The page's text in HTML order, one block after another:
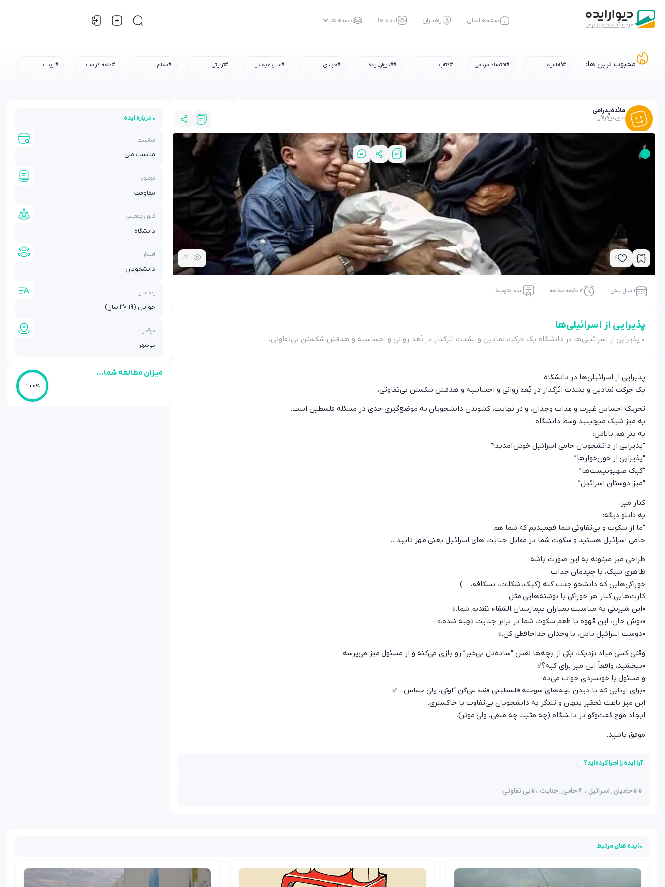
صفحه اصلی رهیاران ایده ها دسته ها
محبوب ترین ها: #فاطمیه #اقتصاد مردمی #کتاب ##دیوار_ایده #رسم_میزبانی #شهادت_امام_رضا #همه_خادم_الرضاییم #جهادی. #سیزده به در #تربیتی #معلم #دهه کرامت #تربیت
• درباره ایده
مناسبت
مناسبت ملی
موضوع
مقاومت
کانون جمعیتی
دانشگاه
اقشار
دانشجویان
رده سنی
جوانان (۱۹-۳۰ سال)
موقعیت
بوشهر
میزان مطالعه شما...
100%
مائدهپدرامی
بدون بیوگرافی!
6
86
1 سال پیش 3 دقیقه مطالعه ایده متوسط
پذیرایی از اسرائیلی‌ها
• پذیرایی از اسرائیلی‌ها در دانشگاه یک حرکت نمادین و بشدت اثرگذار در بُعد روانی و احساسیه و هدفش شکستن بی‌تفاوتی،...
پذیرایی از اسرائیلی‌ها در دانشگاه
یک حرکت نمادین و بشدت اثرگذار در بُعد روانی و احساسیه و هدفش شکستن بی‌تفاوتی،
تحریک احساس غیرت و عذاب وجدان، و در نهایت، کشوندن دانشجویان به موضع‌گیری جدی در مسئله فلسطین است.
یه میز شیک میچینید وسط دانشگاه
یه بنر هم بالاش:
“پذیرایی از دانشجویان حامی اسرائیل خوش‌آمدید!”
“پذیرایی از خون‌خوارها”
“کیک صهیونیست‌ها”
“میز دوستان اسرائیل”
کنار میز:
یه تابلو دیگه:
“ما از سکوت و بی‌تفاوتی شما فهمیدیم که شما هم
حامی اسرائیل هستید و سکوت شما در مقابل جنایت های اسرائیل یعنی مهر تایید ..
طراحی میز میتونه به این صورت باشه
ظاهری شیک، با چیدمان جذاب.
خوراکی‌هایی که دانشجو جذب کنه (کیک، شکلات، نسکافه، …).
کارت‌هایی کنار هر خوراکی با نوشته‌هایی مثل:
«این شیرینی به مناسبت بمباران بیمارستان الشفاء تقدیم شما.»
«نوش جان، این قهوه با طعم سکوت شما در برابر جنایت تهیه شده.»
«دوست اسرائیل باش، با وجدان خداحافظی کن.»
وقتی کسی میاد نزدیک، یکی از بچه‌ها نقش “ساده‌دلِ بی‌خبر” رو بازی می‌کنه و از مسئول میز می‌پرسه:
«ببخشید، واقعاً این میز برای کیه؟!»
و مسئول با خونسردی جواب می‌ده:
«برای اونایی که با دیدن بچه‌های سوخته فلسطینی فقط می‌گن “اوکی، ولی حماس…”»
این میز باعث تحقیر پنهان و تلنگر به دانشجویان بی‌تفاوت یا خاکستری.
ایجاد موج گفت‌وگو در دانشگاه (چه مثبت چه منفی، ولی موثر).
موفق باشید.
آیا ایده را اجرا کرده‌اید؟
##حامیان_اسرائیل ، #حامی_جنایت ،#بی تفاوتی
• ایده های مرتبط